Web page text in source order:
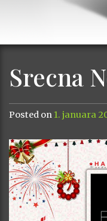
Srecna
Posted on 1. januara